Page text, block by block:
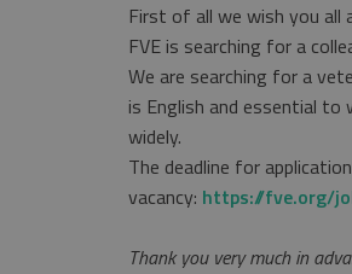
First of all we wish you all
FVE is searching for a
We are searching for a
is English and essential to
widely.
The deadline for
vacancy: https://fve.org/
Thank you very much in